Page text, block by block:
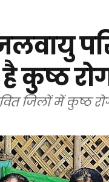
जलवायु
कुष्ठ
जिलों में कुष्ठ